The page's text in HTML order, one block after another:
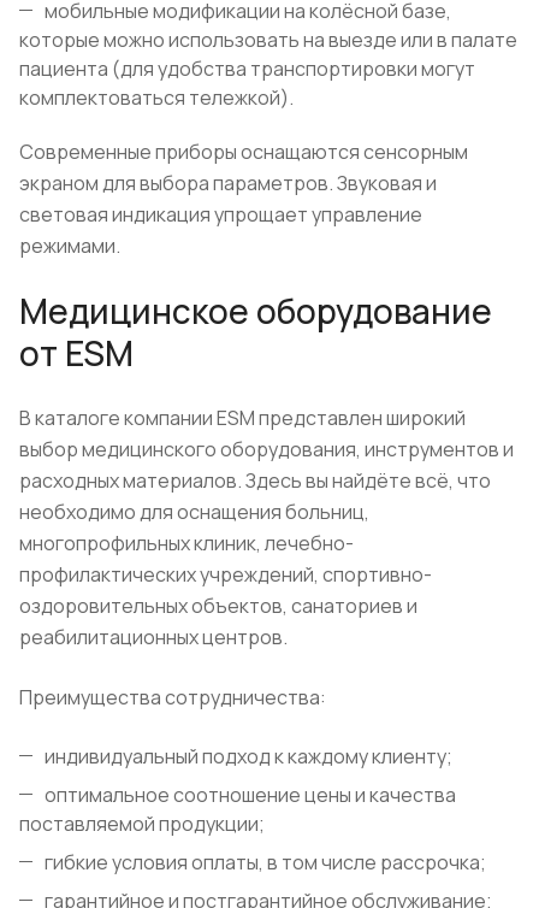
мобильные модификации на колёсной базе,
которые можно использовать на выезде или в палате
пациента (для удобства транспортировки могут
комплектоваться тележкой).
Современные приборы оснащаются сенсорным
экраном для выбора параметров. Звуковая и
световая индикация упрощает управление
режимами.
Медицинское оборудование
от ESM
В каталоге компании ESM представлен широкий
выбор медицинского оборудования, инструментов и
расходных материалов. Здесь вы найдёте всё, что
необходимо для оснащения больниц,
многопрофильных клиник, лечебно-
профилактических учреждений, спортивно-
оздоровительных объектов, санаториев и
реабилитационных центров.
Преимущества сотрудничества:
индивидуальный подход к каждому клиенту;
оптимальное соотношение цены и качества
поставляемой продукции;
гибкие условия оплаты, в том числе рассрочка;
гарантийное и постгарантийное обслуживание;